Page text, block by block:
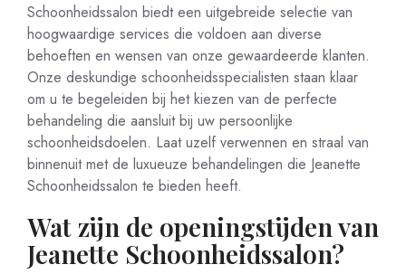
Schoonheidssalon biedt een uitgebreide selectie van
hoogwaardige services die voldoen aan diverse
behoeften en wensen van onze gewaardeerde klanten.
Onze deskundige schoonheidsspecialisten staan klaar
om u te begeleiden bij het kiezen van de perfecte
behandeling die aansluit bij uw persoonlijke
schoonheidsdoelen. Laat uzelf verwennen en straal van
binnenuit met de luxueuze behandelingen die Jeanette
Schoonheidssalon te bieden heeft.
Wat zijn de openingstijden van
Jeanette Schoonheidssalon?